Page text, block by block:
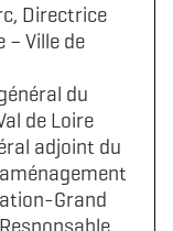
Directrice
Ville de
du
de Loire
adjoint du
Grand